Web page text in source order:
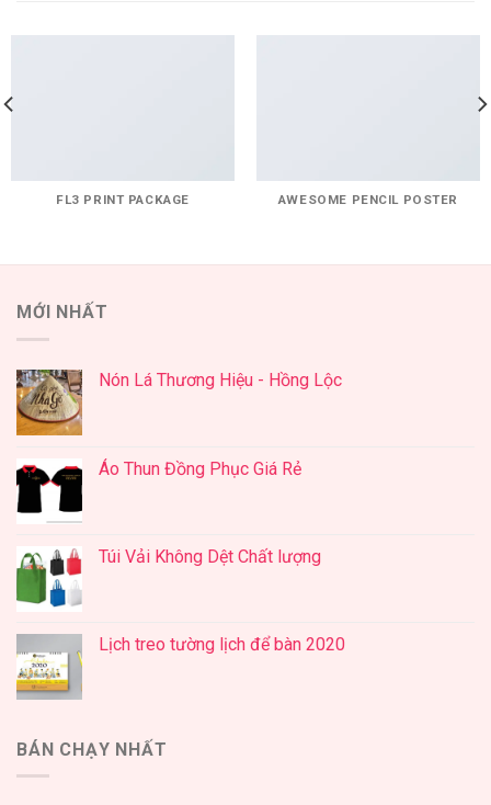
FL3 PRINT PACKAGE AWESOME PENCIL POSTER
MỚI NHẤT
Nón Lá Thương Hiệu - Hồng Lộc
Áo Thun Đồng Phục Giá Rẻ
Túi Vải Không Dệt Chất lượng
Lịch treo tường lịch để bàn 2020
BÁN CHẠY NHẤT